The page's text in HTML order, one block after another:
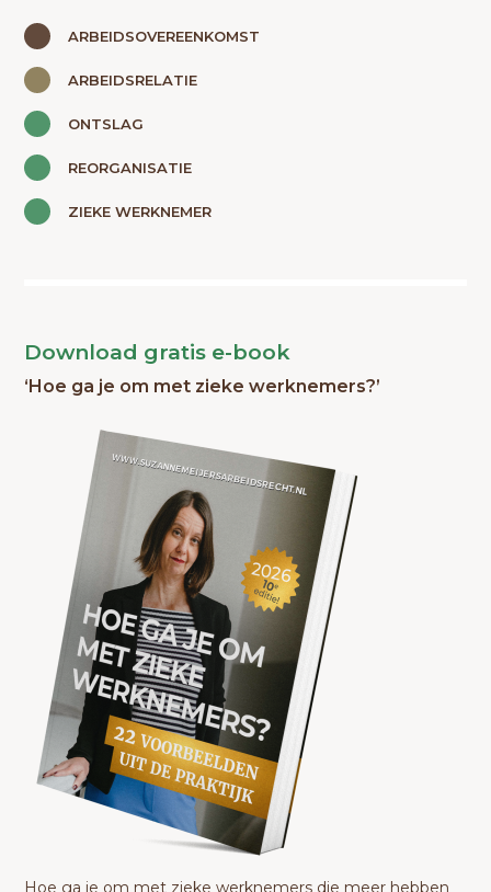
ARBEIDSOVEREENKOMST
ARBEIDSRELATIE
ONTSLAG
REORGANISATIE
ZIEKE WERKNEMER
Download gratis e-book
‘Hoe ga je om met zieke werknemers?’
Hoe ga je om met zieke werknemers die meer hebben